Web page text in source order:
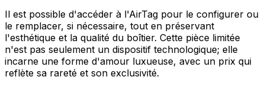
Il est possible d'accéder à l'AirTag pour le configurer ou
le remplacer, si nécessaire, tout en préservant
l'esthétique et la qualité du boîtier. Cette pièce limitée
n'est pas seulement un dispositif technologique; elle
incarne une forme d'amour luxueuse, avec un prix qui
reflète sa rareté et son exclusivité.